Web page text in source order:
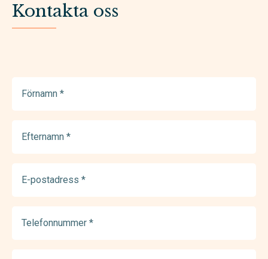
Kontakta oss
(Required)
(Required)
postadress
(Required)